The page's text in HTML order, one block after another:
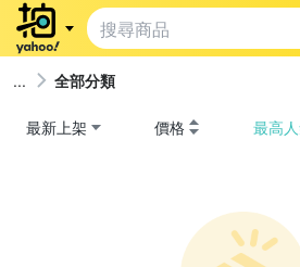
全部分類
最新上架 價格 最高